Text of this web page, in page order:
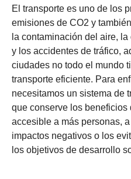
El transporte es uno de los
emisiones de CO2 y
la contaminación del aire,
y los accidentes de tráfico,
ciudades no todo el mundo
transporte eficiente. Para
necesitamos un sistema de
que conserve los beneficios
accesible a más personas,
impactos negativos o los
los objetivos de desarrollo